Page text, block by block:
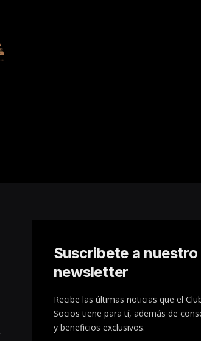
Suscribete a nuestro
newsletter
Recibe las últimas noticias que el
Socios tiene para tí, además de
y beneficios exclusivos.